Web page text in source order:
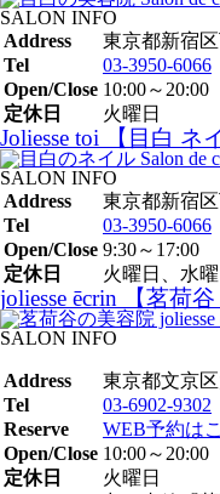
SALON INFO
Address
東京都新宿区
Tel
03-3950-6066
Open/Close 10:00～20:00
定休日
火曜日
Joliesse toi 【目白 ネ
SALON INFO
Address
東京都新宿区
Tel
03-3950-6066
Open/Close 9:30～17:00
定休日
火曜日、水曜
joliesse ēcrin 【茗荷谷
SALON INFO
Address
東京都文京
Tel
03-6902-9302
Reserve
WEB予約は
Open/Close 10:00～20:00
定休日
火曜日